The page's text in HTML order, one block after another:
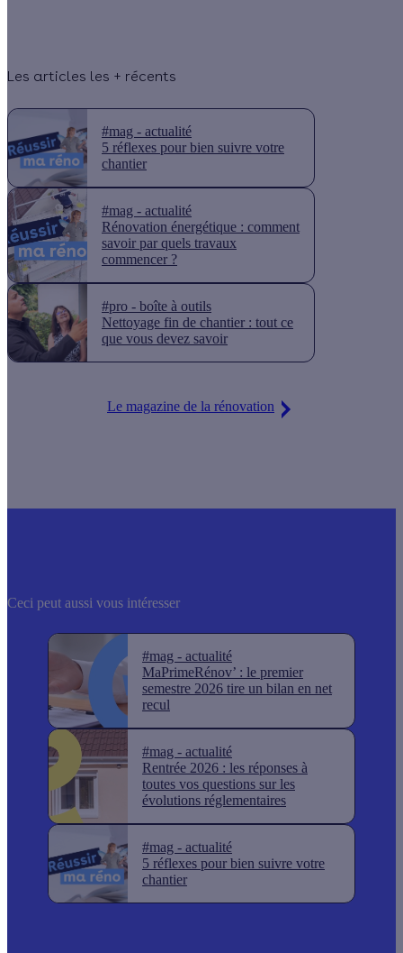
Les articles les + récents
#mag - actualité
5 réflexes pour bien suivre votre
chantier
#mag - actualité
Rénovation énergétique : comment
savoir par quels travaux
commencer ?
#pro - boîte à outils
Nettoyage fin de chantier : tout ce
que vous devez savoir
Le magazine de la rénovation
Ceci peut aussi vous intéresser
#mag - actualité
MaPrimeRénov’ : le premier
semestre 2026 tire un bilan en net
recul
#mag - actualité
Rentrée 2026 : les réponses à
toutes vos questions sur les
évolutions réglementaires
#mag - actualité
5 réflexes pour bien suivre votre
chantier